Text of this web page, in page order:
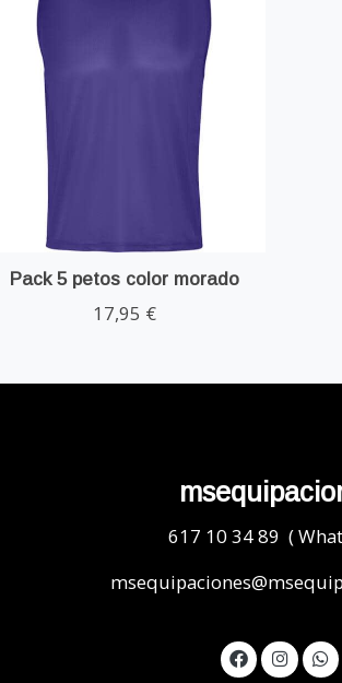
Pack 5 petos color morado
17,95 €
617 10 34 89 (